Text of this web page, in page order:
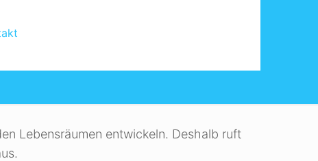
Lebensräumen entwickeln. Deshalb ruft